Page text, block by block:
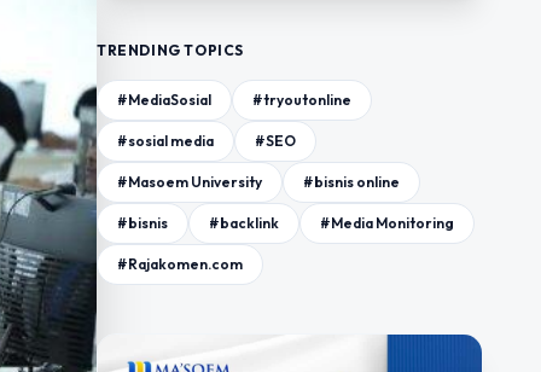
TRENDING TOPICS
#MediaSosial #tryoutonline
#sosial media #SEO
#Masoem University #bisnis online
#bisnis #backlink #Media Monitoring
#Rajakomen.com